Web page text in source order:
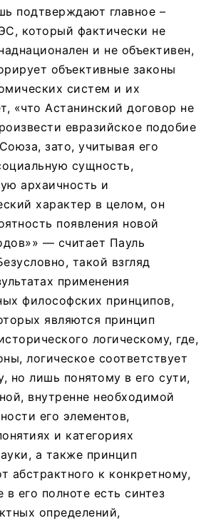
подтверждают главное –
который фактически не
и не объективен,
объективные законы
систем и их
«что Астанинский договор не
евразийское подобие
зато, учитывая его
сущность,
архаичность и
характер в целом, он
появления новой
— считает Пауль
такой взгляд
применения
философских принципов,
являются принцип
логическому, где,
логическое соответствует
но лишь понятому в его сути,
внутренне необходимой
его элементов,
и категориях
а также принцип
абстрактного к конкретному,
в его полноте есть синтез
определений,